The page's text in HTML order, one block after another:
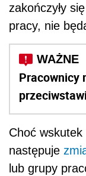
zakończyły
pracy, nie
Pracownicy
Choć wskutek
następuje
lub grupy